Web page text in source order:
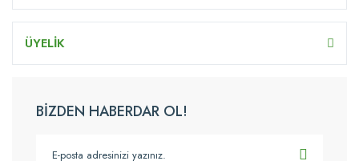
ÜYELİK
BİZDEN HABERDAR OL!